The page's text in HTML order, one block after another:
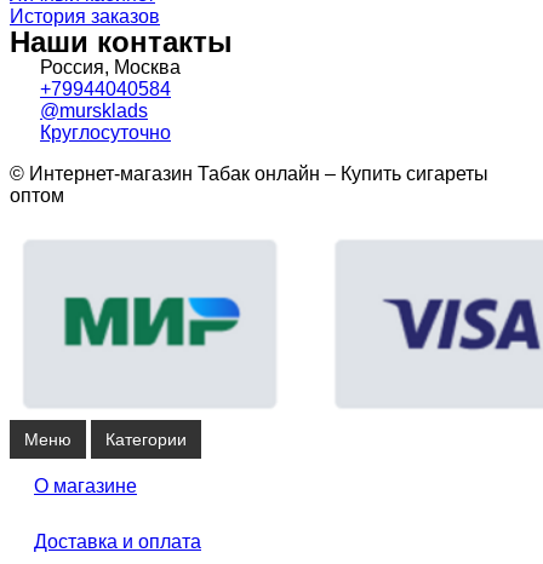
История заказов
Наши контакты
Россия, Москва
+79944040584
@mursklads
Круглосуточно
© Интернет-магазин Табак онлайн – Купить сигареты
оптом
Меню Категории
О магазине
Доставка и оплата